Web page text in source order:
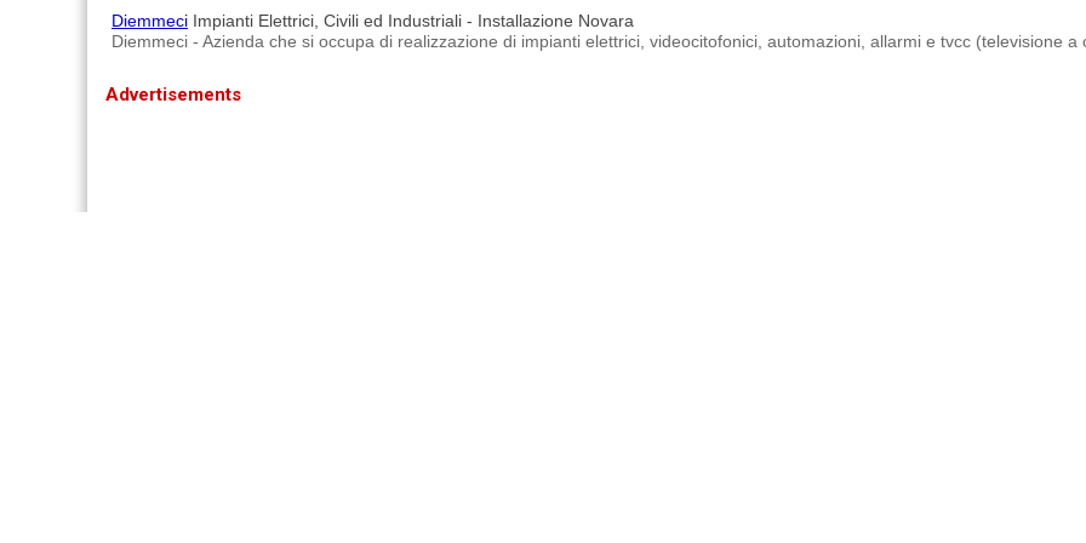
Diemmeci Impianti Elettrici, Civili ed Industriali - Installazione Novara
Diemmeci - Azienda che si occupa di realizzazione di impianti elettrici, videocitofonici, automazioni, allarmi e tvcc (televisione a
Advertisements